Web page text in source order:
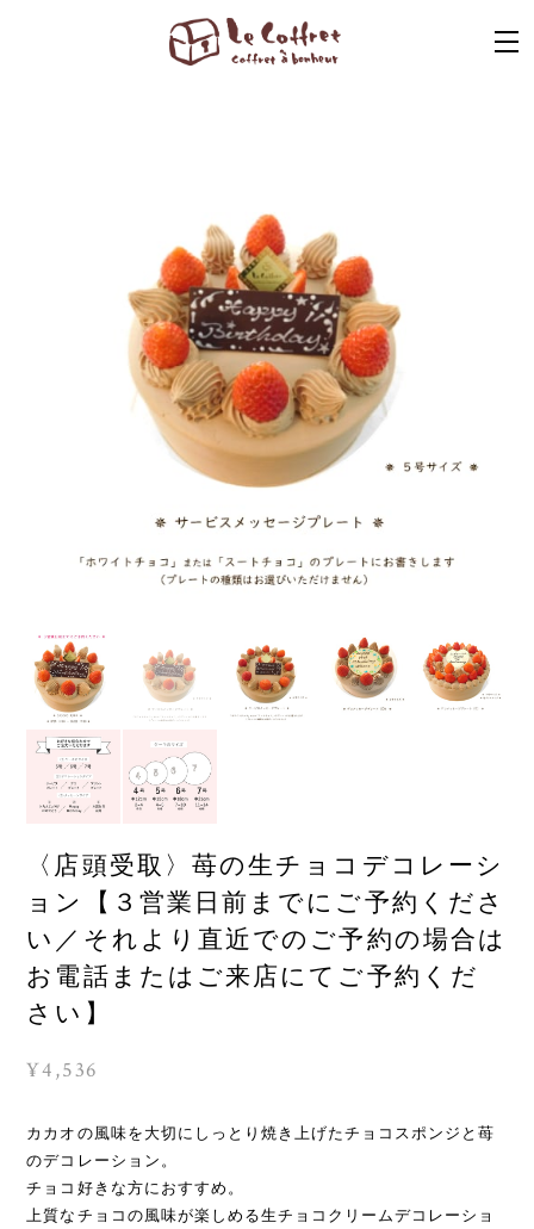
〈店頭受取〉苺の生チョコデコレーシ
ョン【３営業日前までにご予約くださ
い／それより直近でのご予約の場合は
お電話またはご来店にてご予約くだ
さい】
¥4,536
カカオの風味を大切にしっとり焼き上げたチョコスポンジと苺
のデコレーション。
チョコ好きな方におすすめ。
上質なチョコの風味が楽しめる生チョコクリームデコレーショ